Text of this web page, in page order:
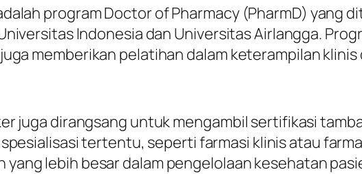
program Doctor of Pharmacy (PharmD) yang
Indonesia dan Universitas Airlangga.
memberikan pelatihan dalam keterampilan klinis
juga dirangsang untuk mengambil sertifikasi
tertentu, seperti farmasi klinis atau
lebih besar dalam pengelolaan kesehatan